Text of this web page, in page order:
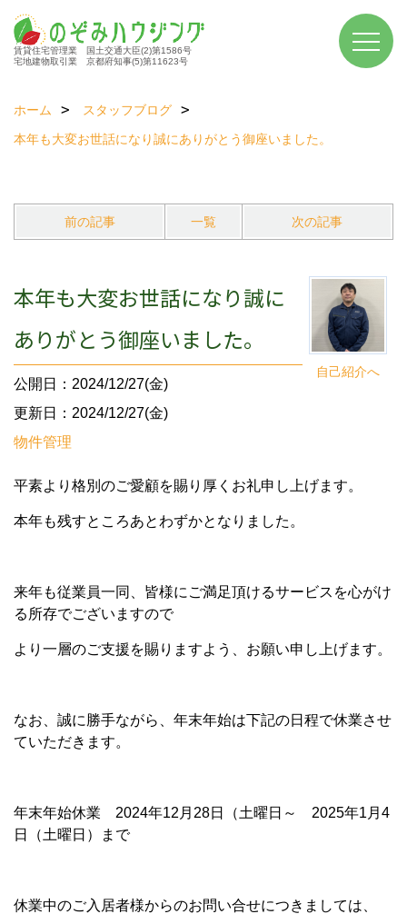
賃貸住宅管理業 国土交通大臣(2)第1586号
宅地建物取引業 京都府知事(5)第11623号
ホーム
スタッフブログ
本年も大変お世話になり誠にありがとう御座いました。
前の記事 一覧 次の記事
自己紹介へ
本年も大変お世話になり誠に
ありがとう御座いました。
公開日：2024/12/27(金)
更新日：2024/12/27(金)
物件管理
平素より格別のご愛顧を賜り厚くお礼申し上げます。
本年も残すところあとわずかとなりました。
来年も従業員一同、皆様にご満足頂けるサービスを心がけ
る所存でございますので
より一層のご支援を賜りますよう、お願い申し上げます。
なお、誠に勝手ながら、年末年始は下記の日程で休業させ
ていただきます。
年末年始休業 2024年12月28日（土曜日～ 2025年1月4
日（土曜日）まで
休業中のご入居者様からのお問い合せにつきましては、